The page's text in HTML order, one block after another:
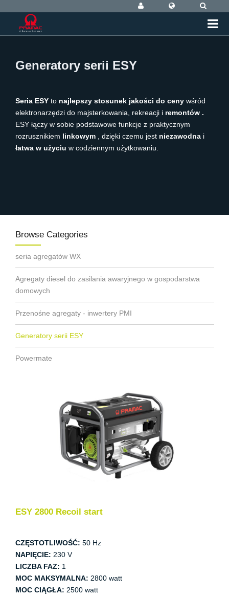
Generatory serii ESY
Seria ESY to najlepszy stosunek jakości do ceny wśród
elektronarzędzi do majsterkowania, rekreacji i remontów .
ESY łączy w sobie podstawowe funkcje z praktycznym
rozrusznikiem linkowym , dzięki czemu jest niezawodna i
łatwa w użyciu w codziennym użytkowaniu.
Browse Categories
seria agregatów WX
Agregaty diesel do zasilania awaryjnego w gospodarstwa
domowych
Przenośne agregaty - inwertery PMI
Generatory serii ESY
Powermate
ESY 2800 Recoil start
CZĘSTOTLIWOŚĆ: 50 Hz
NAPIĘCIE: 230 V
LICZBA FAZ: 1
MOC MAKSYMALNA: 2800 watt
MOC CIĄGŁA: 2500 watt